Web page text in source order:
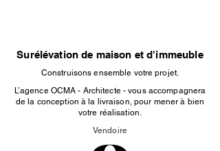
Surélévation de maison et d'immeuble
Construisons ensemble votre projet.
L’agence OCMA - Architecte - vous accompagnera
de la conception à la livraison, pour mener à bien
votre réalisation.
Vendoire